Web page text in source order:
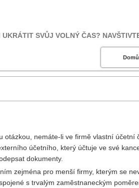
Domů
SVŮJ VOLNÝ ČAS?
otázkou, nemáte-li ve firmě vlastní účetní
účetního, který účtuje ve své
dokumenty.
zejména pro menší firmy, kterým se
s trvalým zaměstnaneckým